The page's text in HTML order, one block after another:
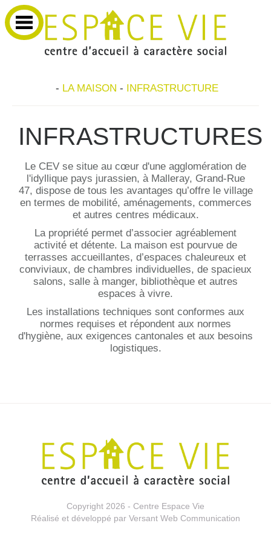
- LA MAISON - INFRASTRUCTURE
INFRASTRUCTURES
Le CEV se situe au cœur d'une agglomération de
l'idyllique pays jurassien, à Malleray, Grand-Rue
47, dispose de tous les avantages qu’offre le village
en termes de mobilité, aménagements, commerces
et autres centres médicaux.
La propriété permet d’associer agréablement
activité et détente. La maison est pourvue de
terrasses accueillantes, d’espaces chaleureux et
conviviaux, de chambres individuelles, de spacieux
salons, salle à manger, bibliothèque et autres
espaces à vivre.
Les installations techniques sont conformes aux
normes requises et répondent aux normes
d'hygiène, aux exigences cantonales et aux besoins
logistiques.
Copyright 2026 - Centre Espace Vie
Réalisé et développé par Versant Web Communication